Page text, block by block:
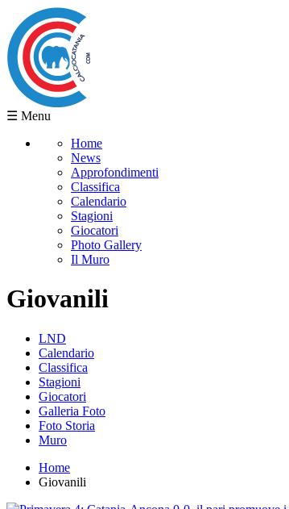
☰ Menu
Home
News
Approfondimenti
Classifica
Calendario
Stagioni
Giocatori
Photo Gallery
Il Muro
Giovanili
LND
Calendario
Classifica
Stagioni
Giocatori
Galleria Foto
Foto Storia
Muro
Home
Giovanili